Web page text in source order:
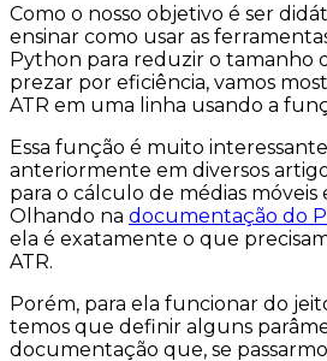
Como o nosso objetivo é ser
ensinar como usar as
Python para reduzir o tamanho
prezar por eficiência, vamos
ATR em uma linha usando a
Essa função é muito
anteriormente em diversos
para o cálculo de médias móveis
Olhando na documentação do
ela é exatamente o que
ATR.
Porém, para ela funcionar do
temos que definir alguns
documentação que, se